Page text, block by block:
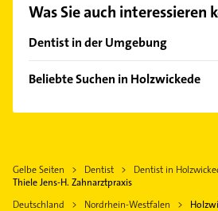
Hier finden Sie alleKontaktdaten
Was Sie auch interessieren
Dentist in der Umgebung
Unna
Dortmund
Bergkamen
Lünen
Beliebte Suchen in Holzwickede
Immobilien
Gelbe Seiten Dentist
Dentist in
Thiele Jens-H. Zahnarztpraxis
Deutschland
Nordrhein-Westfalen